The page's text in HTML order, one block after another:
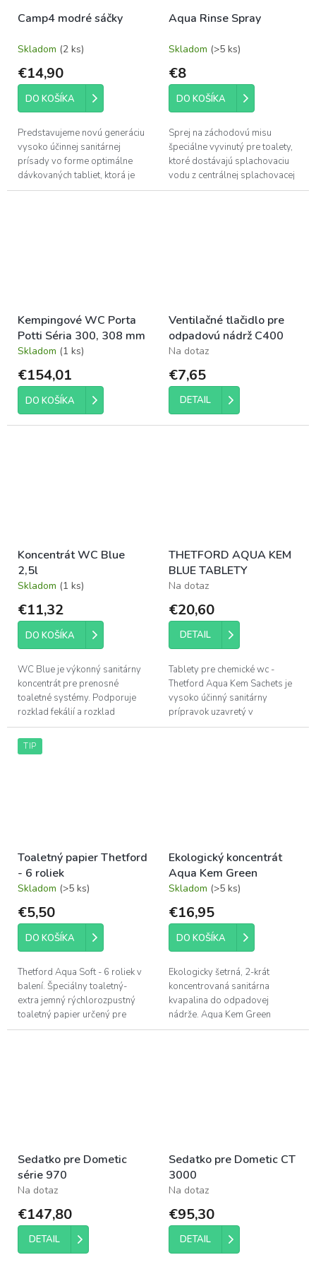
Camp4 modré sáčky
Skladom (2 ks)
€14,90
DO KOŠÍKA
Predstavujeme novú generáciu
vysoko účinnej sanitárnej
prísady vo forme optimálne
dávkovaných tabliet, ktorá je
kompatibilná so všetkými typmi
Aqua Rinse Spray
Skladom (>5 ks)
€8
DO KOŠÍKA
Sprej na záchodovú misu
špeciálne vyvinutý pre toalety,
ktoré dostávajú splachovaciu
vodu z centrálnej splachovacej
nádrže. Vhodné pre čističky
Kempingové WC Porta
Potti Séria 300, 308 mm
Skladom (1 ks)
€154,01
DO KOŠÍKA
Ventilačné tlačidlo pre
odpadovú nádrž C400
Na dotaz
€7,65
DETAIL
Koncentrát WC Blue
2,5l
Skladom (1 ks)
€11,32
DO KOŠÍKA
WC Blue je výkonný sanitárny
koncentrát pre prenosné
toaletné systémy. Podporuje
rozklad fekálií a rozklad
toaletného papiera. Udržuje
nádrž na odpadovú vodu
hygienicky čistú....
THETFORD AQUA KEM
BLUE TABLETY
Na dotaz
€20,60
DETAIL
Tablety pre chemické wc -
Thetford Aqua Kem Sachets je
vysoko účinný sanitárny
prípravok uzavretý v
plastovom vysokorozpustnom
TIP
Toaletný papier Thetford
- 6 roliek
Skladom (>5 ks)
€5,50
DO KOŠÍKA
Thetford Aqua Soft - 6 roliek v
balení. Špeciálny toaletný-
extra jemný rýchlorozpustný
toaletný papier určený pre
chemické WC.
Ekologický koncentrát
Aqua Kem Green
Skladom (>5 ks)
€16,95
DO KOŠÍKA
Ekologicky šetrná, 2-krát
koncentrovaná sanitárna
kvapalina do odpadovej
nádrže. Aqua Kem Green
Koncentrát je bezpečný pre
Sedatko pre Dometic
série 970
Na dotaz
€147,80
DETAIL
Sedatko pre Dometic CT
3000
Na dotaz
€95,30
DETAIL